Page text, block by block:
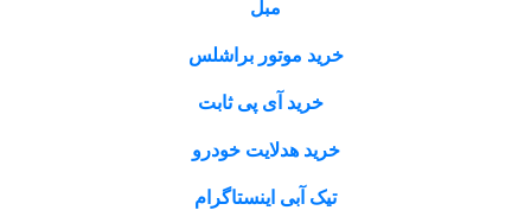
خرید موتور براشلس
خرید آی پی ثابت
خرید هدلایت خودرو
تیک آبی اینستاگرام